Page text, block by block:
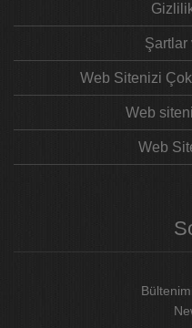
Şartlar
Web Sitenizi
Web
Web